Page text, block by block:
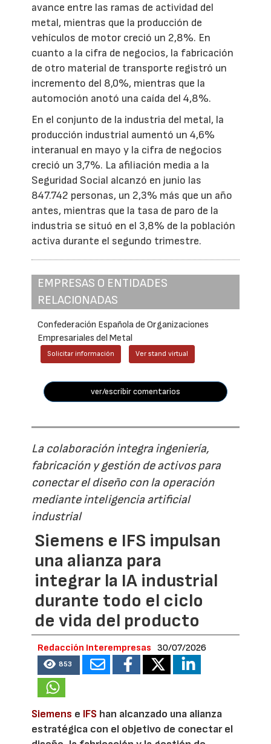
avance entre las ramas de actividad del
metal, mientras que la producción de
vehículos de motor creció un 2,8%. En
cuanto a la cifra de negocios, la fabricación
de otro material de transporte registró un
incremento del 8,0%, mientras que la
automoción anotó una caída del 4,8%.
En el conjunto de la industria del metal, la
producción industrial aumentó un 4,6%
interanual en mayo y la cifra de negocios
creció un 3,7%. La afiliación media a la
Seguridad Social alcanzó en junio las
847.742 personas, un 2,3% más que un año
antes, mientras que la tasa de paro de la
industria se situó en el 3,8% de la población
activa durante el segundo trimestre.
EMPRESAS O ENTIDADES
RELACIONADAS
Confederación Española de Organizaciones
Empresariales del Metal
Solicitar información Ver stand virtual
ver/escribir comentarios
La colaboración integra ingeniería,
fabricación y gestión de activos para
conectar el diseño con la operación
mediante inteligencia artificial
industrial
Siemens e IFS impulsan
una alianza para
integrar la IA industrial
durante todo el ciclo
de vida del producto
Redacción Interempresas 30/07/2026
853
Siemens e IFS han alcanzado una alianza
estratégica con el objetivo de conectar el